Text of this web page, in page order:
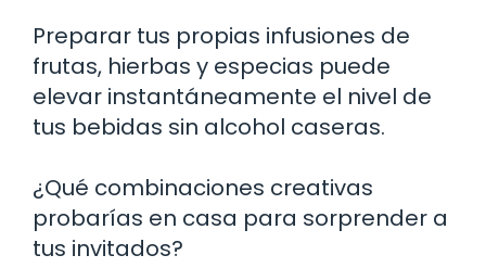
Preparar tus propias infusiones de
frutas, hierbas y especias puede
elevar instantáneamente el nivel de
tus bebidas sin alcohol caseras.
¿Qué combinaciones creativas
probarías en casa para sorprender a
tus invitados?